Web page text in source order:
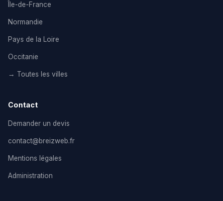
Île-de-France
Normandie
Pays de la Loire
Occitanie
→ Toutes les villes
Contact
Demander un devis
contact@breizweb.fr
Mentions légales
Administration